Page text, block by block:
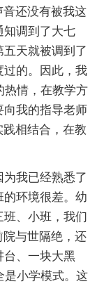
音还没有被我这
知调到了大七
天就被调到了
过的。因此，我
热情，在教学方
我的指导老师
相结合，在教
我已经熟悉了
环境很差。幼
、小班，我们
院与世隔绝，还
台、一块大黑
是小学模式。这